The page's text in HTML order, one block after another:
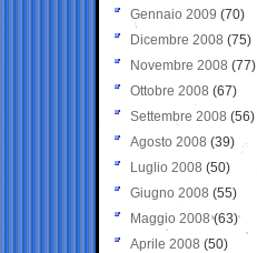
Gennaio 2009 (70)
Dicembre 2008 (75)
Novembre 2008 (77)
Ottobre 2008 (67)
Settembre 2008 (56)
Agosto 2008 (39)
Luglio 2008 (50)
Giugno 2008 (55)
Maggio 2008(63)
Aprile 2008 (50)